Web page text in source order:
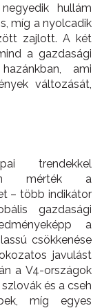
hullám
míg a nyolcadik
zajlott. A két
a gazdasági
ami
változását,
trendekkel
mérték a
– több indikátor
gazdasági
a
csökkenése
javulást
a V4-országok
és a cseh
míg egyes